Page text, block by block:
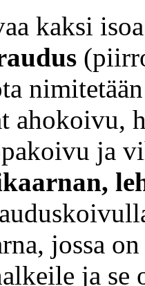
kaksi
ahokoivu,
ja
jossa
ja se